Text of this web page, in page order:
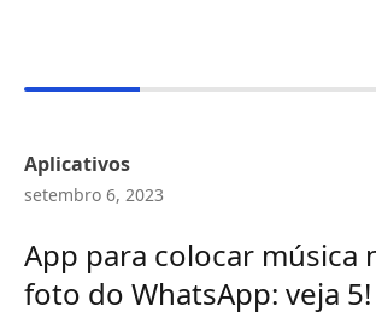
Aplicativos
setembro 6, 2023
App para colocar música
foto do WhatsApp: veja 5!